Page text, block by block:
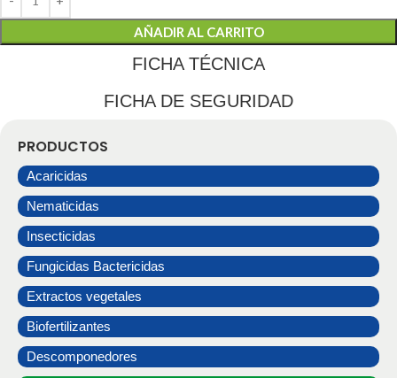
AÑADIR AL CARRITO
FICHA TÉCNICA
FICHA DE SEGURIDAD
PRODUCTOS
Acaricidas
Nematicidas
Insecticidas
Fungicidas Bactericidas
Extractos vegetales
Biofertilizantes
Descomponedores